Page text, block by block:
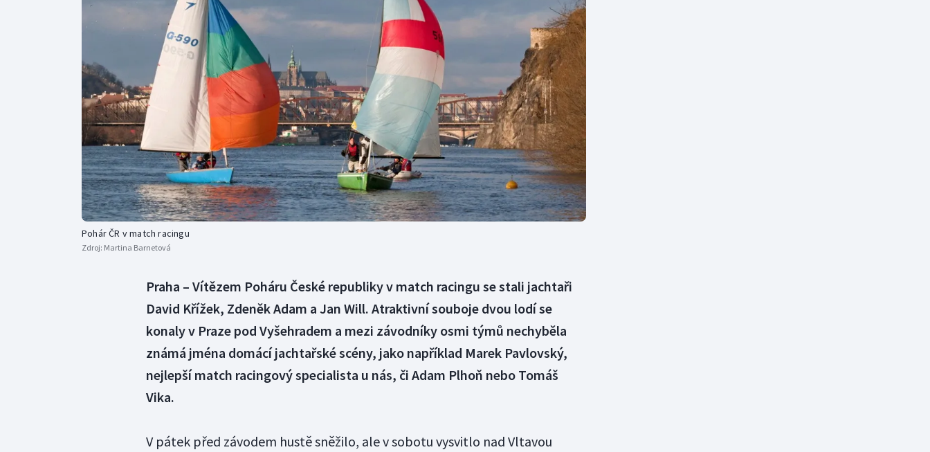
Curling
Dostihy
Florbal
Futsal
Golf
Gymnastika
Moderní pětiboj
Motorsport
Olympijské hry
Parasport
Plavání
Plážový volejbal
Veslování
Vodní slalom
Volejbal
Ostatní
Pohár ČR v match racingu
Zdroj: Martina Barnetová
Praha – Vítězem Poháru České republiky v match racingu se stali jachtaři
David Křížek, Zdeněk Adam a Jan Will. Atraktivní souboje dvou lodí se
konaly v Praze pod Vyšehradem a mezi závodníky osmi týmů nechyběla
známá jména domácí jachtařské scény, jako například Marek Pavlovský,
nejlepší match racingový specialista u nás, či Adam Plhoň nebo Tomáš
Vika.
V pátek před závodem hustě sněžilo, ale v sobotu vysvitlo nad Vltavou